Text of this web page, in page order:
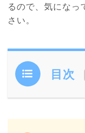
るので、気になっ
さい。
目次